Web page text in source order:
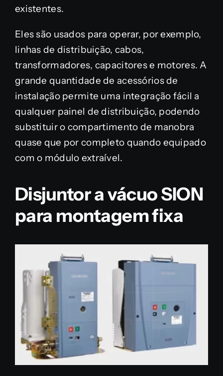
existentes.
Eles são usados para operar, por exemplo,
linhas de distribuição, cabos,
transformadores, capacitores e motores. A
grande quantidade de acessórios de
instalação permite uma integração fácil a
qualquer painel de distribuição, podendo
substituir o compartimento de manobra
quase que por completo quando equipado
com o módulo extraível.
Disjuntor a vácuo SION
para montagem fixa